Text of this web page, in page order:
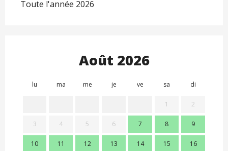
Toute l'année 2026
Août 2026
lu ma me je ve sa di
1 2
3 4 5 6 7 8 9
10 11 12 13 14 15 16